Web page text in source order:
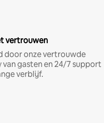
vertrouwen
door onze vertrouwde
gasten en 24/7 support
verblijf.